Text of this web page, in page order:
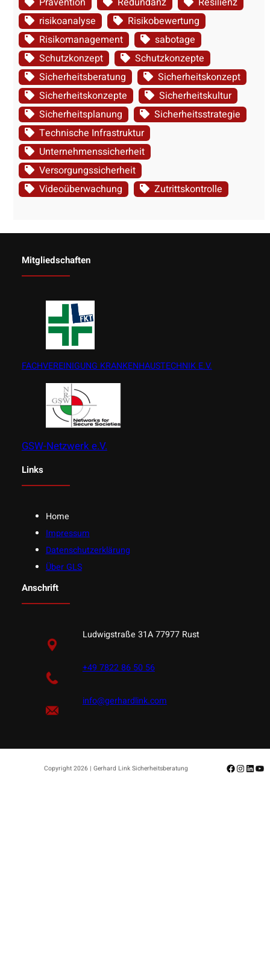
risikoanalyse
Risikobewertung
Risikomanagement
sabotage
Schutzkonzept
Schutzkonzepte
Sicherheitsberatung
Sicherheitskonzept
Sicherheitskonzepte
Sicherheitskultur
Sicherheitsplanung
Sicherheitsstrategie
Technische Infrastruktur
Unternehmenssicherheit
Versorgungssicherheit
Videoüberwachung
Zutrittskontrolle
Mitgliedschaften
FACHVEREINIGUNG KRANKENHAUSTECHNIK E.V.
GSW-Netzwerk e.V.
Links
Home
Impressum
Datenschutzerklärung
Über GLS
Anschrift
Ludwigstraße 31A 77977 Rust
+49 7822 86 50 56
info@gerhardlink.com
Copyright 2026 | Gerhard Link Sicherheitsberatung Facebook